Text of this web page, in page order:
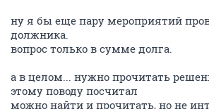
ну я бы еще пару мероприятий
должника.
вопрос только в сумме долга.
а в целом... нужно прочитать
этому поводу посчитал
можно найти и прочитать, но не